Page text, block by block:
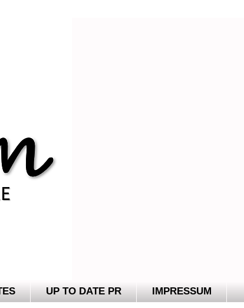
UP TO DATE PR IMPRESSUM